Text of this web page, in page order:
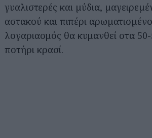
γυαλιστερές και µύδια,
αστακού και πιπέρι
λογαριασμός θα κυμανθεί στα
ποτήρι κρασί.